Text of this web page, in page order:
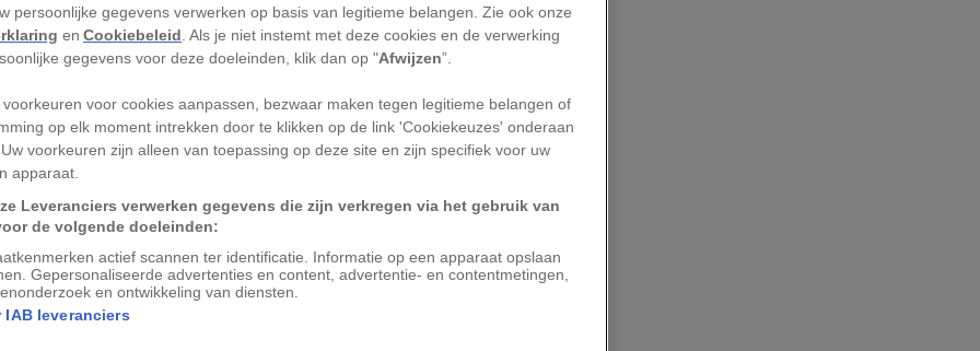
telgen?T. rexwas bij de geboorte
soortgenoten. Wat deze
is dan ook lange tijd een mysterie
Gorgosaurus, een geslacht dat verwant is
uitsluitsel.
tyrannosaurus?
miljoen jaar geleden in de uiterwaarden
en behoort net alsT. rextot de groep
1914 is deze slanke tyrannosaurus bij
persoonlijke gegevens verwerken op basis van legitieme belangen. Zie ook onze
enCookiebeleid . Als je niet instemt met deze cookies en de verwerking
gegevens voor deze doeleinden, klik dan op "Afwijzen”.
voorkeuren voor cookies aanpassen, bezwaar maken tegen legitieme belangen of
op elk moment intrekken door te klikken op de link 'Cookiekeuzes' onderaan
voorkeuren zijn alleen van toepassing op deze site en zijn specifiek voor uw
apparaat.
Leveranciers verwerken gegevens die zijn verkregen via het gebruik van
de volgende doeleinden:
actief scannen ter identificatie. Informatie op een apparaat opslaan
Gepersonaliseerde advertenties en content, advertentie- en contentmetingen,
en ontwikkeling van diensten.
IAB leveranciers